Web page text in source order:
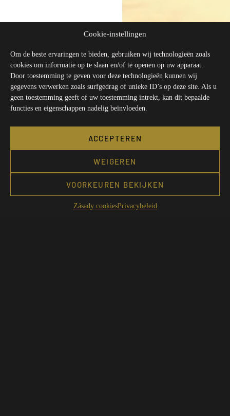
Cookie-instellingen
Om de beste ervaringen te bieden, gebruiken wij technologieën zoals
cookies om informatie op te slaan en/of te openen op uw apparaat.
Door toestemming te geven voor deze technologieën kunnen wij
gegevens verwerken zoals surfgedrag of unieke ID’s op deze site. Als u
geen toestemming geeft of uw toestemming intrekt, kan dit bepaalde
functies en eigenschappen nadelig beïnvloeden.
ACCEPTEREN
WEIGEREN
VOORKEUREN BEKIJKEN
Zásady cookiesPrivacybeleid